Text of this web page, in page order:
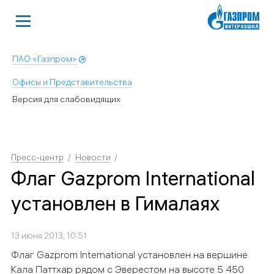
ПАО «Газпром»
Офисы и Представительства
Версия для слабовидящих
Пресс-центр Новости
Флаг Gazprom International
установлен в Гималаях
13 июня 2013, 10:51
Флаг Gazprom International установлен на вершине
Кала Паттхар рядом с Эверестом на высоте 5 450